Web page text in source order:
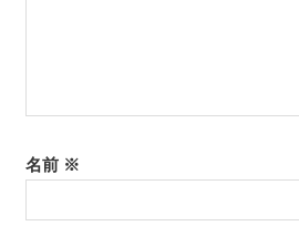
名前 ※